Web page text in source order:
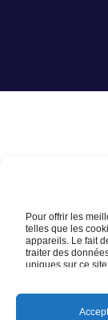
Pour offrir les
telles que les
appareils. Le fait
traiter des
uniques sur ce